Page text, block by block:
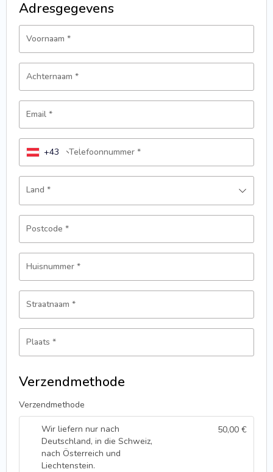
Adresgegevens
Voornaam *
Achternaam *
Email *
Telefoonnummer *
+43
Land *
Postcode *
Huisnummer *
Straatnaam *
Plaats *
Verzendmethode
Verzendmethode
Wir liefern nur nach
Deutschland, in die Schweiz,
nach Österreich und
Liechtenstein.
50,00 €